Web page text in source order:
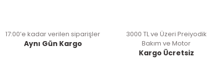
17:00’e kadar verilen siparişler
Aynı Gün Kargo
3000 TL ve Üzeri Preiyodik
Bakım ve Motor
Kargo Ücretsiz